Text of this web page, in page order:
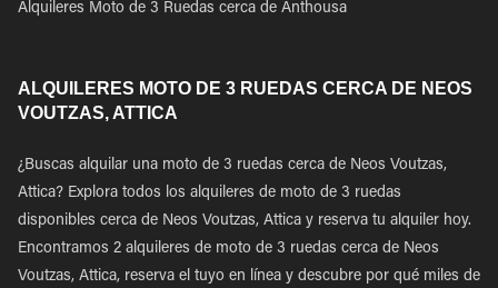
Alquileres Moto de 3 Ruedas cerca de Anthousa
ALQUILERES MOTO DE 3 RUEDAS CERCA DE NEOS
VOUTZAS, ATTICA
¿Buscas alquilar una moto de 3 ruedas cerca de Neos Voutzas,
Attica? Explora todos los alquileres de moto de 3 ruedas
disponibles cerca de Neos Voutzas, Attica y reserva tu alquiler hoy.
Encontramos 2 alquileres de moto de 3 ruedas cerca de Neos
Voutzas, Attica, reserva el tuyo en línea y descubre por qué miles de